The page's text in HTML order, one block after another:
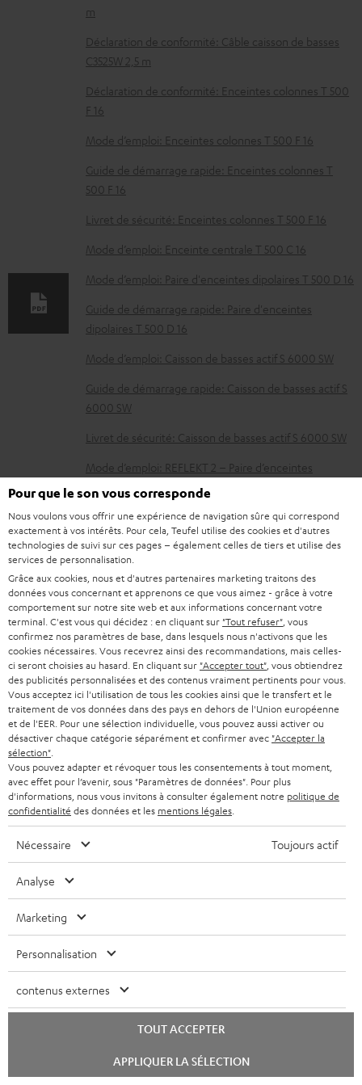
o
c
u
m
e
n
t
s
l
é
c
h
a
r
g
b
l
e
s
m
Déclaration de conformité: Câble caisson de basses
C3525W 2,5 m
Déclaration de conformité: Enceintes colonnes T 500
F 16
Mode d’emploi: Enceintes colonnes T 500 F 16
Guide de démarrage rapide: Enceintes colonnes T
500 F 16
Livret de sécurité: Enceintes colonnes T 500 F 16
Mode d’emploi: Enceinte centrale T 500 C 16
Mode d’emploi: Paire d'enceintes dipolaires T 500 D 16
Guide de démarrage rapide: Paire d'enceintes
dipolaires T 500 D 16
Mode d’emploi: Caisson de basses actif S 6000 SW
Guide de démarrage rapide: Caisson de basses actif S
6000 SW
Livret de sécurité: Caisson de basses actif S 6000 SW
Mode d’emploi: REFLEKT 2 – Paire d’enceintes
Déclaration de conformité: REFLEKT 2 – Paire
d’enceintes satellites
Guide de démarrage rapide: REFLEKT 2 – Paire
d’enceintes satellites
Mode d’emploi: DENON AVC-X3800H
I
n
f
o
r
m
a
t
o
n
s
e
t
Informations relatives à l’expédition
I
n
f
o
m
a
t
i
o
r
Garantie légale
D
a
i
s
n
Lundi-vendredi de 09:00 à 17:00 ; fermé le samedi,
dimanche
et jours fériés.
Support Teufel
Magasin Teufel
magasins.
Vue d’ensemble
chat
Pour que le son vous corresponde
Nous voulons vous offrir une expérience de navigation sûre qui correspond
exactement à vos intérêts. Pour cela, Teufel utilise des cookies et d'autres
technologies de suivi sur ces pages – également celles de tiers et utilise des
services de personnalisation.
Grâce aux cookies, nous et d'autres partenaires marketing traitons des
données vous concernant et apprenons ce que vous aimez - grâce à votre
comportement sur notre site web et aux informations concernant votre
terminal. C'est vous qui décidez : en cliquant sur "Tout refuser" , vous
confirmez nos paramètres de base, dans lesquels nous n'activons que les
cookies nécessaires. Vous recevrez ainsi des recommandations, mais celles-
ci seront choisies au hasard. En cliquant sur "Accepter tout" , vous obtiendrez
des publicités personnalisées et des contenus vraiment pertinents pour vous.
Vous acceptez ici l'utilisation de tous les cookies ainsi que le transfert et le
traitement de vos données dans des pays en dehors de l'Union européenne
et de l'EER. Pour une sélection individuelle, vous pouvez aussi activer ou
désactiver chaque catégorie séparément et confirmer avec "Accepter la
sélection"
Vous pouvez adapter et révoquer tous les consentements à tout moment,
avec effet pour l’avenir, sous "Paramètres de données". Pour plus
d'informations, nous vous invitons à consulter également notre politique de
confidentialité des données et les mentions légales
Nécessaire Toujours actif
Analyse
Marketing
Personnalisation
contenus externes
TOUT ACCEPTER
APPLIQUER LA SÉLECTION